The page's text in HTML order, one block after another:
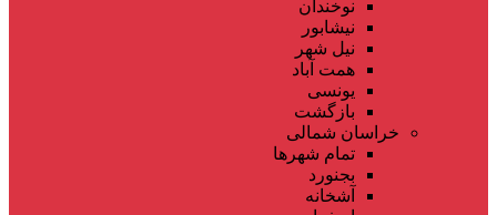
نوخندان
نیشابور
نیل شهر
همت آباد
یونسی
بازگشت
خراسان شمالی
تمام شهر‌ها
بجنورد
آشخانه